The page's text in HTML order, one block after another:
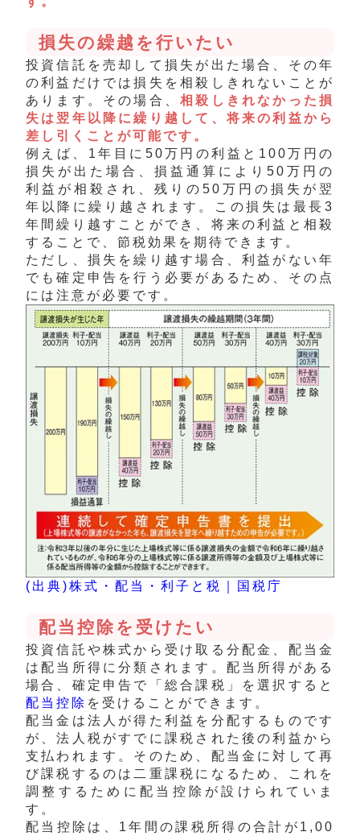
損失の繰越を行いたい
投資信託を売却して損失が出た場合、その年
の利益だけでは損失を相殺しきれないことが
あります。その場合、相殺しきれなかった損
失は翌年以降に繰り越して、将来の利益から
差し引くことが可能です。
例えば、1年目に50万円の利益と100万円の
損失が出た場合、損益通算により50万円の
利益が相殺され、残りの50万円の損失が翌
年以降に繰り越されます。この損失は最長3
年間繰り越すことができ、将来の利益と相殺
することで、節税効果を期待できます。
ただし、損失を繰り越す場合、利益がない年
でも確定申告を行う必要があるため、その点
には注意が必要です。
(出典)株式・配当・利子と税｜国税庁
配当控除を受けたい
投資信託や株式から受け取る分配金、配当金
は配当所得に分類されます。配当所得がある
場合、確定申告で「総合課税」を選択すると
配当控除 を受けることができます。
配当金は法人が得た利益を分配するものです
が、法人税がすでに課税された後の利益から
支払われます。そのため、配当金に対して再
び課税するのは二重課税になるため、これを
調整するために配当控除が設けられていま
す。
配当控除 は、1年間の課税所得の合計が1,00